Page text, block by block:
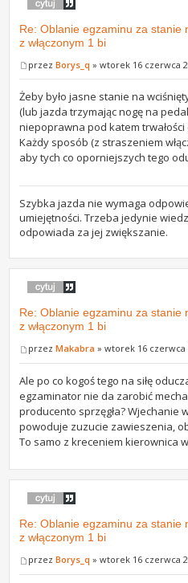
Re: Oblanie egzaminu za stanie
z włączonym 1 bi
przezBorys_q » wtorek 16 czerwca
Żeby było jasne stanie na
(lub jazda trzymając nogę na
niepoprawna pod katem
Każdy sposób (z straszeniem
aby tych co oporniejszych tego
Szybka jazda nie wymaga
umiejętności. Trzeba jedynie
odpowiada za jej zwiększanie.
Re: Oblanie egzaminu za stanie
z włączonym 1 bi
przezMakabra » wtorek 16 czerwca
Ale po co kogoś tego na siłę
egzaminator nie da zarobić
producento sprzęgła? Wjechanie
powoduje zuzucie zawieszenia,
To samo z kreceniem kierownica
Re: Oblanie egzaminu za stanie
z włączonym 1 bi
przezBorys_q » wtorek 16 czerwca